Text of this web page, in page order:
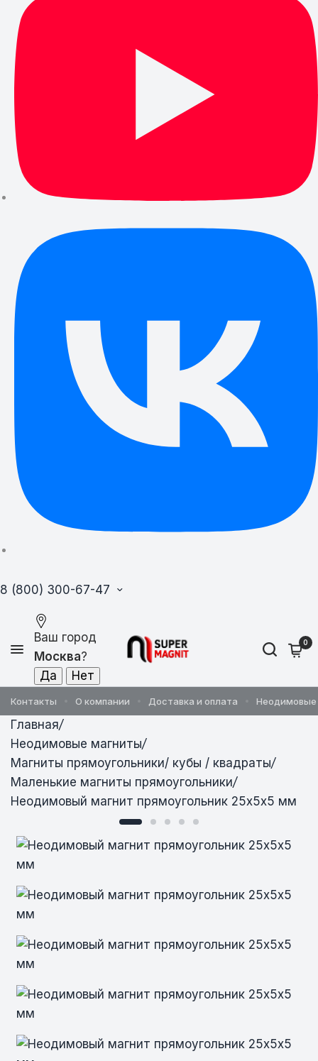
8 (800) 300-67-47
Ваш город
Москва?
0
Контакты О компании Доставка и оплата
Главная/
Неодимовые магниты/
Магниты прямоугольники/ кубы / квадраты/
Маленькие магниты прямоугольники/
Неодимовый магнит прямоугольник 25х5х5 мм
Неодимовый магнит прямоугольник
25х5х5 мм
Неодимовый магнит прямоугольник
25х5х5 мм
Неодимовый магнит прямоугольник
25х5х5 мм
Неодимовый магнит прямоугольник
25х5х5 мм
Неодимовый магнит прямоугольник
25х5х5 мм